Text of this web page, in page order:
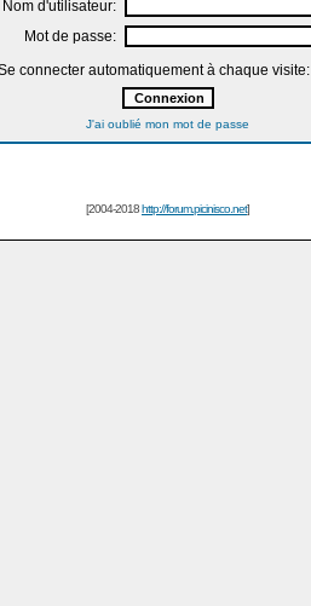
Nom d'utilisateur:
Mot de passe:
connecter automatiquement à chaque visite:
J'ai oublié mon mot de passe
[2004-2018http://forum.picinisco.net]